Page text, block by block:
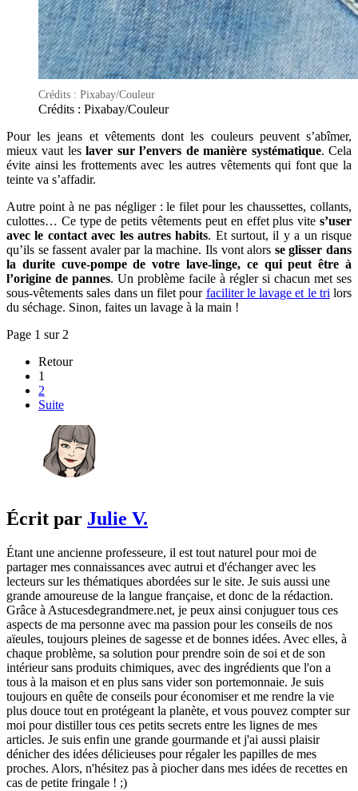
Crédits : Pixabay/Couleur
Crédits : Pixabay/Couleur
Pour les jeans et vêtements dont les couleurs peuvent s’abîmer,
mieux vaut leslaver sur l’envers de manière systématique. Cela
évite ainsi les frottements avec les autres vêtements qui font que la
teinte va s’affadir.
Autre point à ne pas négliger : le filet pour les chaussettes, collants,
culottes… Ce type de petits vêtements peut en effet plus vite s’user
avec le contact avec les autres habits. Et surtout, il y a un risque
qu’ils se fassent avaler par la machine. Ils vont alors se glisser dans
la durite cuve-pompe de votre lave-linge, ce qui peut être à
l’origine de pannes. Un problème facile à régler si chacun met ses
sous-vêtements sales dans un filet pour faciliter le lavage et le tri lors
du séchage. Sinon, faites un lavage à la main !
Page 1 sur 2
Retour
1
2
Suite
Écrit par Julie V.
Étant une ancienne professeure, il est tout naturel pour moi de
partager mes connaissances avec autrui et d'échanger avec les
lecteurs sur les thématiques abordées sur le site. Je suis aussi une
grande amoureuse de la langue française, et donc de la rédaction.
Grâce à Astucesdegrandmere.net, je peux ainsi conjuguer tous ces
aspects de ma personne avec ma passion pour les conseils de nos
aïeules, toujours pleines de sagesse et de bonnes idées. Avec elles, à
chaque problème, sa solution pour prendre soin de soi et de son
intérieur sans produits chimiques, avec des ingrédients que l'on a
tous à la maison et en plus sans vider son portemonnaie. Je suis
toujours en quête de conseils pour économiser et me rendre la vie
plus douce tout en protégeant la planète, et vous pouvez compter sur
moi pour distiller tous ces petits secrets entre les lignes de mes
articles. Je suis enfin une grande gourmande et j'ai aussi plaisir
dénicher des idées délicieuses pour régaler les papilles de mes
proches. Alors, n'hésitez pas à piocher dans mes idées de recettes en
cas de petite fringale ! ;)